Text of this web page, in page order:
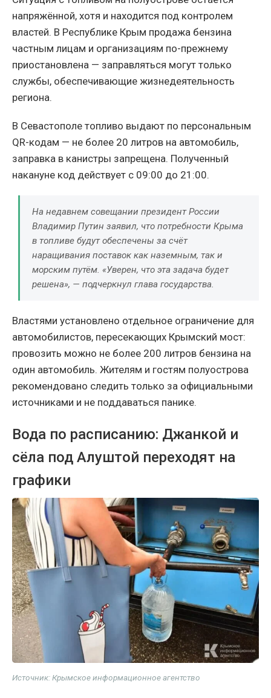
напряжённой, хотя и находится под контролем
властей. В Республике Крым продажа бензина
частным лицам и организациям по-прежнему
приостановлена — заправляться могут только
службы, обеспечивающие жизнедеятельность
региона.
В Севастополе топливо выдают по персональным
QR-кодам — не более 20 литров на автомобиль,
заправка в канистры запрещена. Полученный
накануне код действует с 09:00 до 21:00.
На недавнем совещании президент России
Владимир Путин заявил, что потребности Крыма
в топливе будут обеспечены за счёт
наращивания поставок как наземным, так и
морским путём. «Уверен, что эта задача будет
решена», — подчеркнул глава государства.
Властями установлено отдельное ограничение для
автомобилистов, пересекающих Крымский мост:
провозить можно не более 200 литров бензина на
один автомобиль. Жителям и гостям полуострова
рекомендовано следить только за официальными
источниками и не поддаваться панике.
Вода по расписанию: Джанкой и
сёла под Алуштой переходят на
графики
Источник: Крымское информационное агентство